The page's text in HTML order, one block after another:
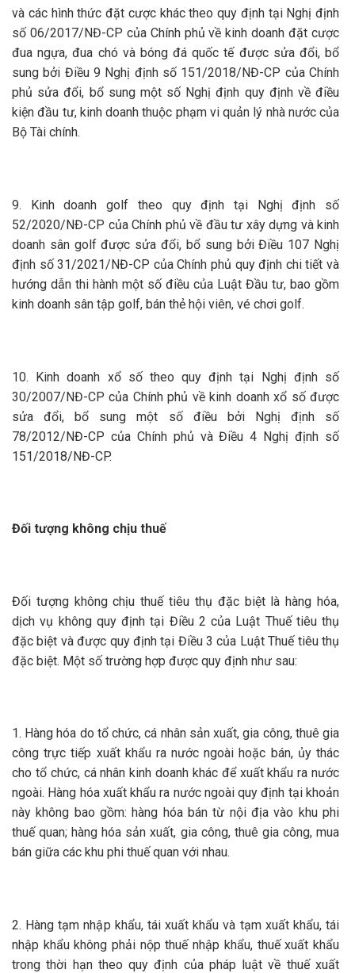
và các hình thức đặt cược khác theo quy định tại Nghị định
số 06/2017/NĐ-CP của Chính phủ về kinh doanh đặt cược
đua ngựa, đua chó và bóng đá quốc tế được sửa đổi, bổ
sung bởi Điều 9 Nghị định số 151/2018/NĐ-CP của Chính
phủ sửa đổi, bổ sung một số Nghị định quy định về điều
kiện đầu tư, kinh doanh thuộc phạm vi quản lý nhà nước của
Bộ Tài chính.
9. Kinh doanh golf theo quy định tại Nghị định số
52/2020/NĐ-CP của Chính phủ về đầu tư xây dựng và kinh
doanh sân golf được sửa đổi, bổ sung bởi Điều 107 Nghị
định số 31/2021/NĐ-CP của Chính phủ quy định chi tiết và
hướng dẫn thi hành một số điều của Luật Đầu tư, bao gồm
kinh doanh sân tập golf, bán thẻ hội viên, vé chơi golf.
10. Kinh doanh xổ số theo quy định tại Nghị định số
30/2007/NĐ-CP của Chính phủ về kinh doanh xổ số được
sửa đổi, bổ sung một số điều bởi Nghị định số
78/2012/NĐ-CP của Chính phủ và Điều 4 Nghị định số
151/2018/NĐ-CP.
Đối tượng không chịu thuế
Đối tượng không chịu thuế tiêu thụ đặc biệt là hàng hóa,
dịch vụ không quy định tại Điều 2 của Luật Thuế tiêu thụ
đặc biệt và được quy định tại Điều 3 của Luật Thuế tiêu thụ
đặc biệt. Một số trường hợp được quy định như sau:
1. Hàng hóa do tổ chức, cá nhân sản xuất, gia công, thuê gia
công trực tiếp xuất khẩu ra nước ngoài hoặc bán, ủy thác
cho tổ chức, cá nhân kinh doanh khác để xuất khẩu ra nước
ngoài. Hàng hóa xuất khẩu ra nước ngoài quy định tại khoản
này không bao gồm: hàng hóa bán từ nội địa vào khu phi
thuế quan; hàng hóa sản xuất, gia công, thuê gia công, mua
bán giữa các khu phi thuế quan với nhau.
2. Hàng tạm nhập khẩu, tái xuất khẩu và tạm xuất khẩu, tái
nhập khẩu không phải nộp thuế nhập khẩu, thuế xuất khẩu
trong thời hạn theo quy định của pháp luật về thuế xuất